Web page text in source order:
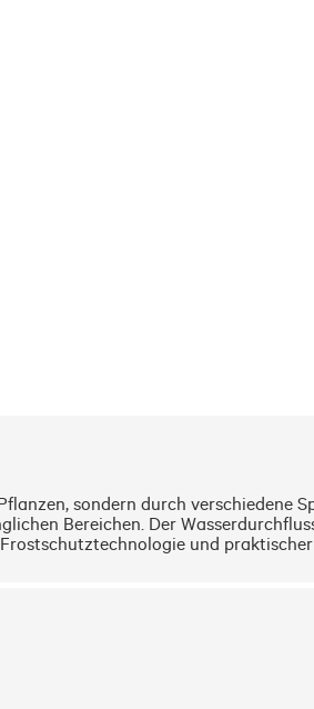
sondern durch verschiedene
Bereichen. Der
und